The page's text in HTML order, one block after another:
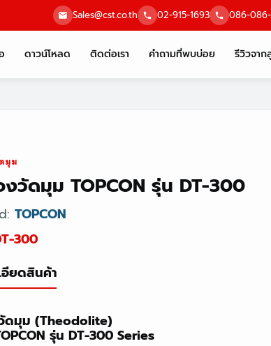
Sales@cst.co.th 02-915-1693 086-
ดาวน์โหลด ติดต่อเรา คำถามที่พบบ่อย รีวิวจาก
มุม
วัดมุม TOPCON รุ่น DT-300
TOPCON
300
อียดสินค้า
ดมุม (Theodolite)
รุ่น DT-300 Series